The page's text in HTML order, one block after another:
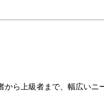
ら上級者まで、幅広いニ